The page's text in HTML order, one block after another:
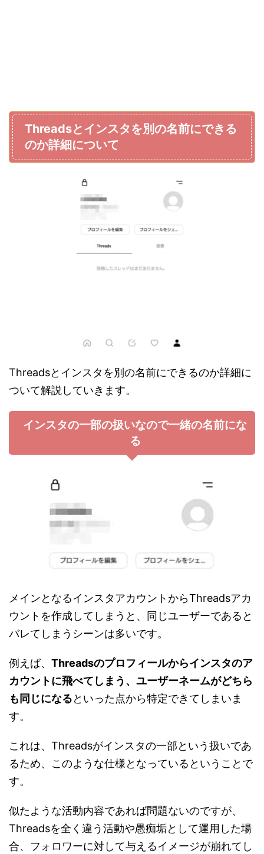
Threadsとインスタを別の名前にできる
のか詳細について
Threadsとインスタを別の名前にできるのか詳細に
ついて解説していきます。
インスタの一部の扱いなので一緒の名前にな
る
メインとなるインスタアカウントからThreadsアカ
ウントを作成してしまうと、同じユーザーであると
バレてしまうシーンは多いです。
例えば、 Threadsのプロフィールからインスタのア
カウントに飛べてしまう、ユーザーネームがどちら
も同じになるといった点から特定できてしまいま
す。
これは、Threadsがインスタの一部という扱いであ
るため、このような仕様となっているということで
す。
似たような活動内容であれば問題ないのですが、
Threadsを全く違う活動や愚痴垢として運用した場
合、フォロワーに対して与えるイメージが崩れてし